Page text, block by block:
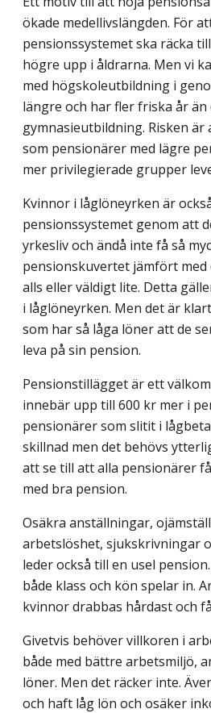
ökade medellivslängden. För
pensionssystemet ska räcka
högre upp i åldrarna. Men vi
med högskoleutbildning i
längre och har fler friska år än
gymnasieutbildning. Risken
som pensionärer med lägre
mer privilegierade grupper
Kvinnor i låglöneyrken är
pensionssystemet genom att
yrkesliv och ändå inte få så
pensionskuvertet jämfört
alls eller väldigt lite. Detta
i låglöneyrken. Men det är
som har så låga löner att de
leva på sin pension.
Pensionstillägget är ett
innebär upp till 600 kr mer i
pensionärer som slitit i
skillnad men det behövs
att se till att alla pensionärer
med bra pension.
Osäkra anställningar,
arbetslöshet, sjukskrivningar
leder också till en usel
både klass och kön spelar in.
kvinnor drabbas hårdast och
Givetvis behöver villkoren i
både med bättre arbetsmiljö,
löner. Men det räcker inte.
och haft låg lön och osäker